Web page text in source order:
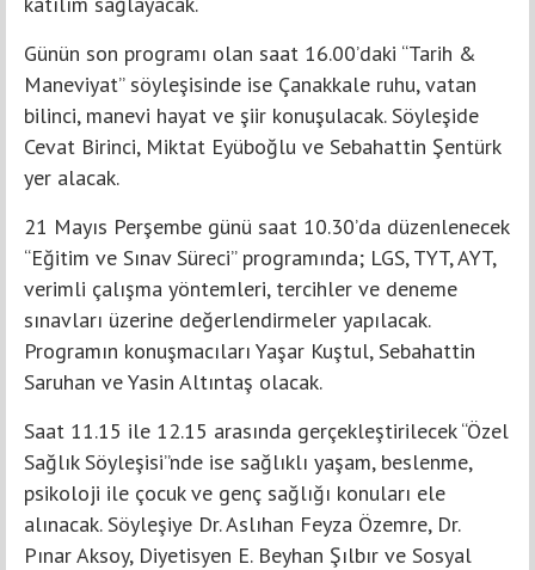
Günün son programı olan saat 16.00’daki “Tarih &
Maneviyat” söyleşisinde ise Çanakkale ruhu, vatan
bilinci, manevi hayat ve şiir konuşulacak. Söyleşide
Cevat Birinci, Miktat Eyüboğlu ve Sebahattin Şentürk
yer alacak.
21 Mayıs Perşembe günü saat 10.30’da düzenlenecek
“Eğitim ve Sınav Süreci” programında; LGS, TYT, AYT,
verimli çalışma yöntemleri, tercihler ve deneme
sınavları üzerine değerlendirmeler yapılacak.
Programın konuşmacıları Yaşar Kuştul, Sebahattin
Saruhan ve Yasin Altıntaş olacak.
Saat 11.15 ile 12.15 arasında gerçekleştirilecek “Özel
Sağlık Söyleşisi”nde ise sağlıklı yaşam, beslenme,
psikoloji ile çocuk ve genç sağlığı konuları ele
alınacak. Söyleşiye Dr. Aslıhan Feyza Özemre, Dr.
Pınar Aksoy, Diyetisyen E. Beyhan Şılbır ve Sosyal